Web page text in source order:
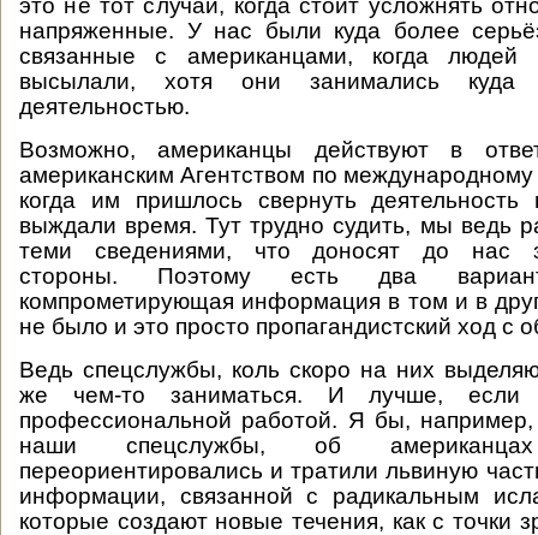
это не тот случай, когда стоит усложнять
напряженные. У нас были куда более
связанные с американцами, когда людей
высылали, хотя они занимались куда
деятельностью.
Возможно, американцы действуют в
американским Агентством по
когда им пришлось свернуть
выждали время. Тут трудно судить, мы ведь
теми сведениями, что доносят до нас
стороны. Поэтому есть два
компрометирующая информация в том и в
не было и это просто пропагандистский ход с
Ведь спецслужбы, коль скоро на них
же чем-то заниматься. И лучше, если
профессиональной работой. Я бы,
наши спецслужбы, об
переориентировались и тратили львиную
информации, связанной с радикальным
которые создают новые течения, как с точки